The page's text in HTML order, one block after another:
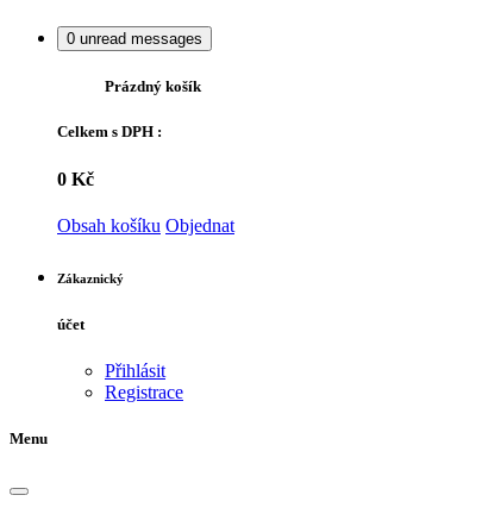
0 unread messages
Prázdný košík
Celkem s DPH :
0 Kč
Obsah košíku Objednat
Zákaznický
účet
Přihlásit
Registrace
Menu